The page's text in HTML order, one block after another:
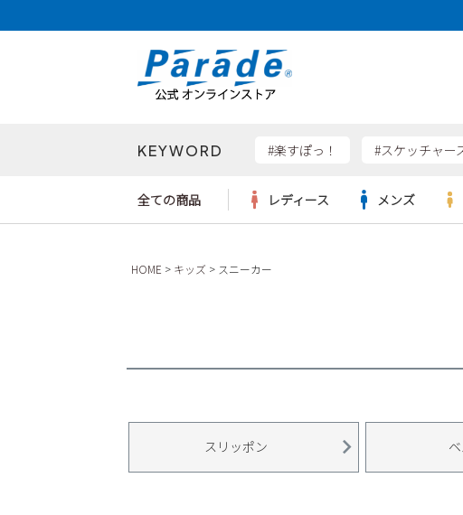
KEYWORD #楽すぽっ！ #スケッチャー
検索
全ての商品 レディース
サンダル
スニーカー
ウェア
メンズ
サンダル
ビジネス・ドレスシューズ
ウェ
サンダル
スクール
レディース新入荷
レディースSALE
リュック
ビジネスバッグ
ケア用品
HOME キッズ スニーカー
スリッポン